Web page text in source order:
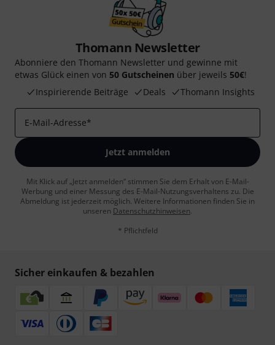
Thomann Newsletter
Abonniere den Thomann Newsletter und gewinne mit
etwas Glück einen von 50 Gutscheinen über jeweils 50€!
Inspirierende Beiträge
Deals Thomann Insights
E-Mail-Adresse*
Jetzt anmelden
Mit Klick auf „Jetzt anmelden“ stimmen Sie dem Erhalt von E-Mail-
Werbung und einer Messung des E-Mail-Nutzungsverhaltens zu. Die
Abmeldung ist jederzeit möglich. Weitere Informationen finden Sie in
unseren Datenschutzhinweisen.
* Pflichtfeld
Sicher einkaufen & bezahlen